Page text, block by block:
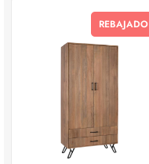
REBAJADO